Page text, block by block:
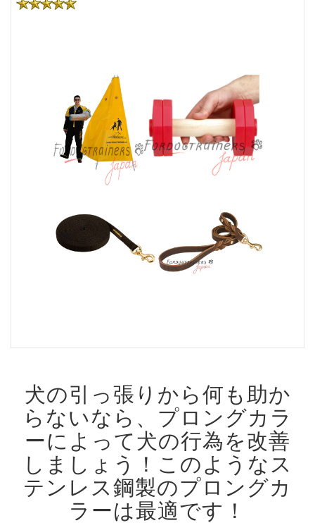
犬の引っ張りから何も助か
らないなら、プロングカラ
ーによって犬の行為を改善
しましょう！ このようなス
テンレス鋼製のプロングカ
ラーは最適です！